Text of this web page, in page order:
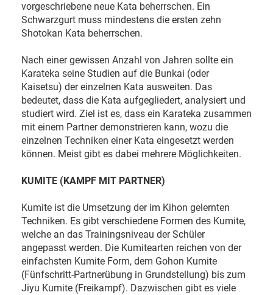
vorgeschriebene neue Kata beherrschen. Ein
Schwarzgurt muss mindestens die ersten zehn
Shotokan Kata beherrschen.
Nach einer gewissen Anzahl von Jahren sollte ein
Karateka seine Studien auf die Bunkai (oder
Kaisetsu) der einzelnen Kata ausweiten. Das
bedeutet, dass die Kata aufgegliedert, analysiert und
studiert wird. Ziel ist es, dass ein Karateka zusammen
mit einem Partner demonstrieren kann, wozu die
einzelnen Techniken einer Kata eingesetzt werden
können. Meist gibt es dabei mehrere Möglichkeiten.
KUMITE (KAMPF MIT PARTNER)
Kumite ist die Umsetzung der im Kihon gelernten
Techniken. Es gibt verschiedene Formen des Kumite,
welche an das Trainingsniveau der Schüler
angepasst werden. Die Kumitearten reichen von der
einfachsten Kumite Form, dem Gohon Kumite
(Fünfschritt-Partnerübung in Grundstellung) bis zum
Jiyu Kumite (Freikampf). Dazwischen gibt es viele